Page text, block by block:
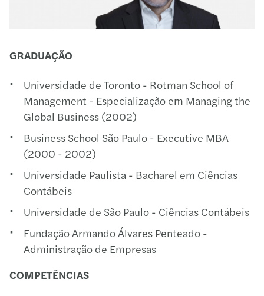
GRADUAÇÃO
Universidade de Toronto - Rotman School of
Management - Especialização em Managing the
Global Business (2002)
Business School São Paulo - Executive MBA
(2000 - 2002)
Universidade Paulista - Bacharel em Ciências
Contábeis
Universidade de São Paulo - Ciências Contábeis
Fundação Armando Álvares Penteado -
Administração de Empresas
COMPETÊNCIAS